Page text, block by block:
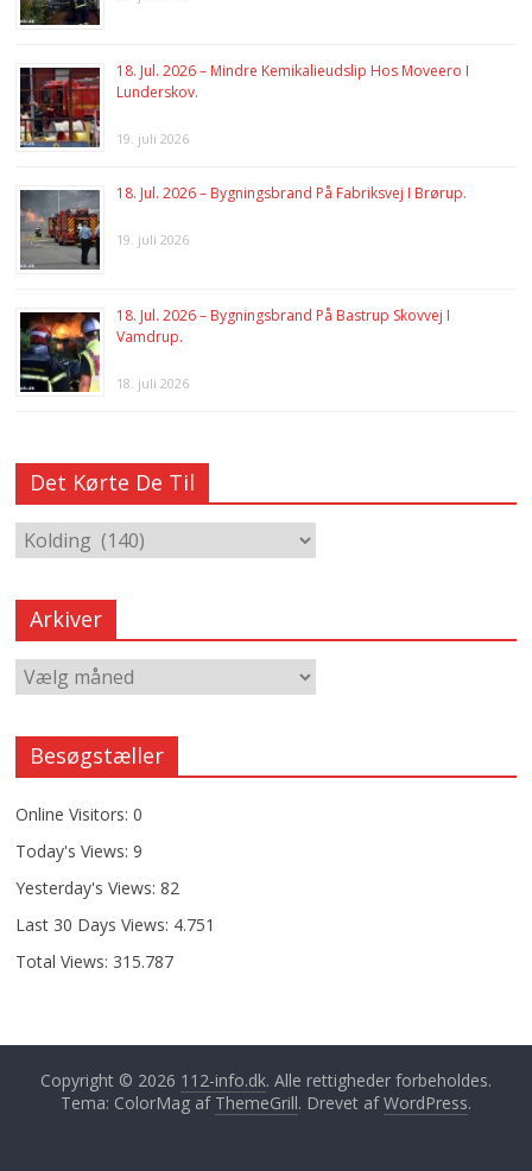
18. Jul. 2026 – Mindre Kemikalieudslip Hos Moveero I
Lunderskov.
19. juli 2026
18. Jul. 2026 – Bygningsbrand På Fabriksvej I Brørup.
19. juli 2026
18. Jul. 2026 – Bygningsbrand På Bastrup Skovvej I
Vamdrup.
18. juli 2026
Det Kørte De Til
Arkiver
Besøgstæller
Online Visitors:0
Today's Views:9
Yesterday's Views:82
Last 30 Days Views: 4.751
Total Views: 315.787
Copyright © 2026 112-info.dk. Alle rettigheder forbeholdes.
Tema: ColorMag af ThemeGrill. Drevet afWordPress.